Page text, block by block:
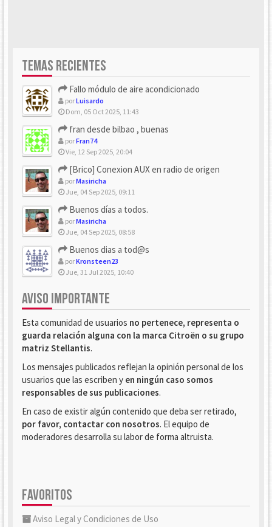
TEMAS RECIENTES
Fallo módulo de aire acondicionado
porLuisardo
Dom, 05 Oct 2025, 11:43
fran desde bilbao , buenas
porFran74
Vie, 12 Sep 2025, 20:04
[Brico] Conexion AUX en radio de origen
porMasiricha
Jue, 04 Sep 2025, 09:11
Buenos días a todos.
porMasiricha
Jue, 04 Sep 2025, 08:58
Buenos dias a tod@s
porKronsteen23
Jue, 31 Jul 2025, 10:40
AVISO IMPORTANTE
Esta comunidad de usuarios no pertenece, representa o
guarda relación alguna con la marca Citroën o su grupo
matriz Stellantis.
Los mensajes publicados reflejan la opinión personal de los
usuarios que las escriben y en ningún caso somos
responsables de sus publicaciones.
En caso de existir algún contenido que deba ser retirado,
por favor, contactar con nosotros. El equipo de
moderadores desarrolla su labor de forma altruista.
FAVORITOS
Aviso Legal y Condiciones de Uso